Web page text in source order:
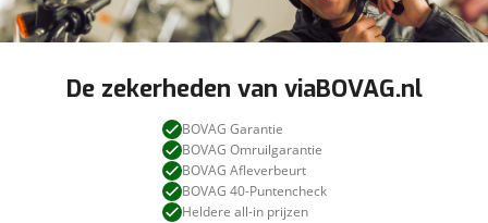
De zekerheden van viaBOVAG.nl
BOVAG Garantie
BOVAG Omruilgarantie
BOVAG Afleverbeurt
BOVAG 40-Puntencheck
Heldere all-in prijzen